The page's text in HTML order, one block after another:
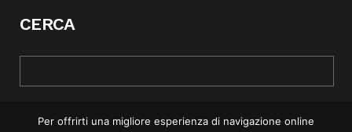
CERCA
Per offrirti una migliore esperienza di navigazione online